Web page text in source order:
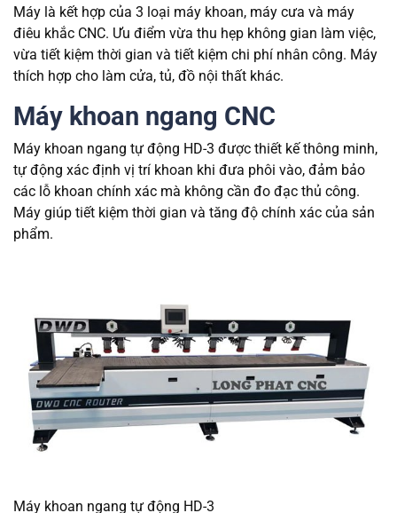
Máy là kết hợp của 3 loại máy khoan, máy cưa và máy
điêu khắc CNC. Ưu điểm vừa thu hẹp không gian làm việc,
vừa tiết kiệm thời gian và tiết kiệm chi phí nhân công. Máy
thích hợp cho làm cửa, tủ, đồ nội thất khác.
Máy khoan ngang CNC
Máy khoan ngang tự động HD-3 được thiết kế thông minh,
tự động xác định vị trí khoan khi đưa phôi vào, đảm bảo
các lỗ khoan chính xác mà không cần đo đạc thủ công.
Máy giúp tiết kiệm thời gian và tăng độ chính xác của sản
phẩm.
Máy khoan ngang tự động HD-3